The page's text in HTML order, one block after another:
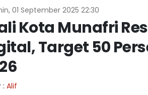
01 September 2025 22:30
Kota Munafri
Target 50
: Alif